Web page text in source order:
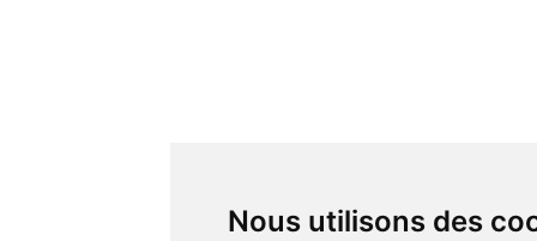
Nous utilisons des